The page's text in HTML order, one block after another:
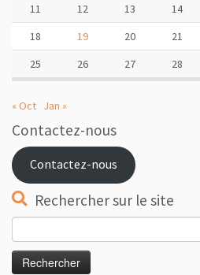
11
12 13 14
18
19 20 21
25
26 27 28
« Oct Jan »
Contactez-nous
Contactez-nous
Rechercher sur le site